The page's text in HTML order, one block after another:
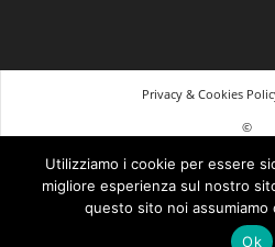
Privacy & Cookies
©
© 2026 Tutti i diritti riservati | Realizzato da
comunicazione sarà tutta un’altra storia!
www.pieromuscari.it
| Questo sito è di
03377590793 |
Utilizziamo i cookie per essere
migliore esperienza sul nostro
questo sito noi
Ok